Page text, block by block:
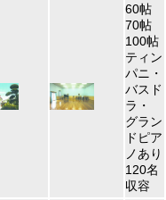
60帖
70帖
100帖
ティン
パニ・
バスド
ラ・
グラン
ドピア
ノあり
120名
収容